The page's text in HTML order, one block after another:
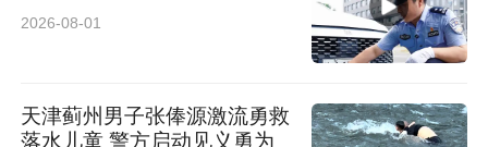
2026-08-01
天津蓟州男子张俸源激流勇救
落水儿童 警方启动见义勇为